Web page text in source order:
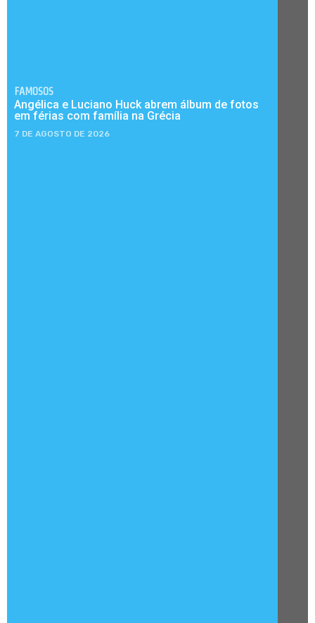
FAMOSOS
Angélica e Luciano Huck abrem álbum de fotos
em férias com família na Grécia
7 DE AGOSTO DE 2026